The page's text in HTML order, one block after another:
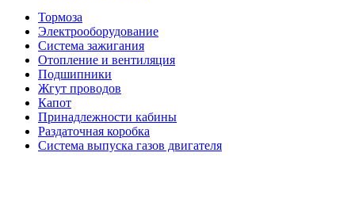
Тормоза
Электрооборудование
Система зажигания
Отопление и вентиляция
Подшипники
Жгут проводов
Капот
Принадлежности кабины
Раздаточная коробка
Система выпуска газов двигателя